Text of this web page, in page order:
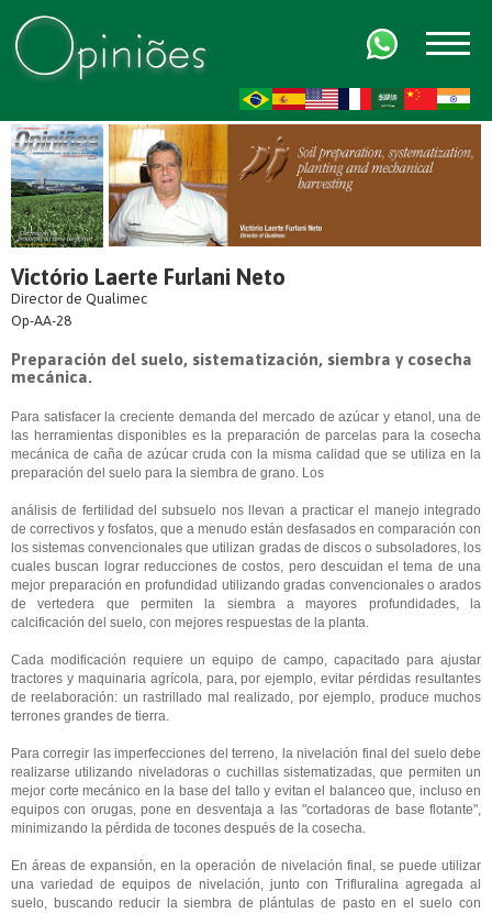
Victório Laerte Furlani Neto
Director de Qualimec
Op-AA-28
Preparación del suelo, sistematización, siembra y cosecha
mecánica.
Para satisfacer la creciente demanda del mercado de azúcar y etanol, una de
las herramientas disponibles es la preparación de parcelas para la cosecha
mecánica de caña de azúcar cruda con la misma calidad que se utiliza en la
preparación del suelo para la siembra de grano. Los
análisis de fertilidad del subsuelo nos llevan a practicar el manejo integrado
de correctivos y fosfatos, que a menudo están desfasados ​​en comparación con
los sistemas convencionales que utilizan gradas de discos o subsoladores, los
cuales buscan lograr reducciones de costos, pero descuidan el tema de una
mejor preparación en profundidad utilizando gradas convencionales o arados
de vertedera que permiten la siembra a mayores profundidades, la
calcificación del suelo, con mejores respuestas de la planta.
Cada modificación requiere un equipo de campo, capacitado para ajustar
tractores y maquinaria agrícola, para, por ejemplo, evitar pérdidas resultantes
de reelaboración: un rastrillado mal realizado, por ejemplo, produce muchos
terrones grandes de tierra.
Para corregir las imperfecciones del terreno, la nivelación final del suelo debe
realizarse utilizando niveladoras o cuchillas sistematizadas, que permiten un
mejor corte mecánico en la base del tallo y evitan el balanceo que, incluso en
equipos con orugas, pone en desventaja a las "cortadoras de base flotante",
minimizando la pérdida de tocones después de la cosecha.
En áreas de expansión, en la operación de nivelación final, se puede utilizar
una variedad de equipos de nivelación, junto con Trifluralina agregada al
suelo, buscando reducir la siembra de plántulas de pasto en el suelo con